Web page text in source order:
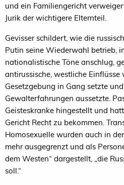
und ein Familiengericht
Jurik der wichtigere Elternteil.
Gevisser schildert, wie die
Putin seine Wiederwahl betrieb,
nationalistische Töne anschlug,
antirussische, westliche
Gesetzgebung in Gang setzte
Gewalterfahrungen aussetzte.
Geisteskranke hingestellt und
Gericht Recht zu bekommen.
Homosexuelle wurden auch in
mehr ausgegrenzt und als
dem Westen“ dargestellt, „die
soll.“